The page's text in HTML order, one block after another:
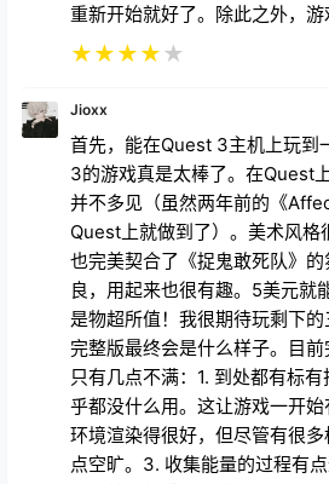
重新开始就好了。除此之外，游
★★★★★
Jioxx
首先，能在Quest 3主机上玩到
3的游戏真是太棒了。在Quest
并不多见（虽然两年前的《
Quest上就做到了）。美术风格
也完美契合了《捉鬼敢死队》
良，用起来也很有趣。5美元就
是物超所值！我很期待玩剩下
完整版最终会是什么样子。目
只有几点不满：1. 到处都有标
乎都没什么用。这让游戏一开
环境渲染得很好，但尽管有很
点空旷。3. 收集能量的过程有